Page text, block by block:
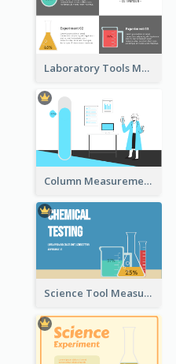
Laboratory Tools Measurement And Comparison
Column Measurement Clipart
Science Tool Measurement